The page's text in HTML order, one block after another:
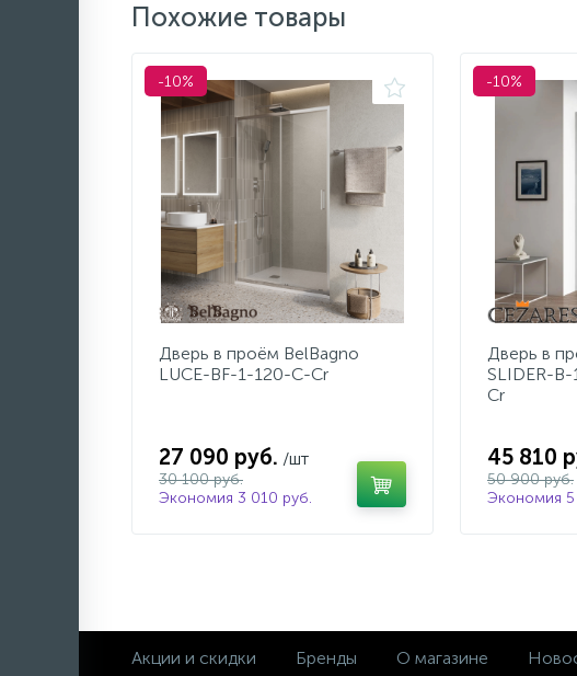
Похожие товары
-10%
Дверь в проём BelBagno
LUCE-BF-1-120-C-Cr
27 090 руб. /шт
30 100 руб.
Экономия 3 010 руб.
-10%
Дверь в
SLIDER-
Cr
45 810
50 900 руб.
Экономия
Акции и скидки Бренды О магазине